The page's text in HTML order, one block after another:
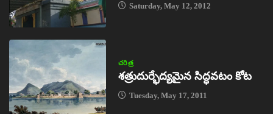
Saturday, May 12, 2012
చరిత్ర
శత్రుదుర్భేద్యమైన సిద్ధవటం కోట
Tuesday, May 17, 2011